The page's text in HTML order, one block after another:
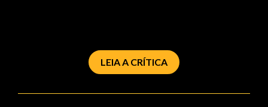
LEIA A CRÍTICA